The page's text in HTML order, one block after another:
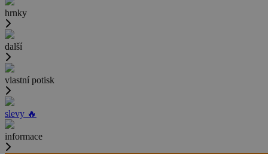
hrnky
další
vlastní potisk
slevy 🔥
informace